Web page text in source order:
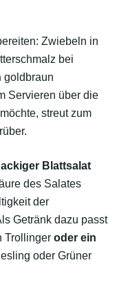
Zwiebeln in
bei
goldbraun
Servieren über die
streut zum
Blattsalat
des Salates
der
Getränk dazu passt
Trollinger oder ein
oder Grüner